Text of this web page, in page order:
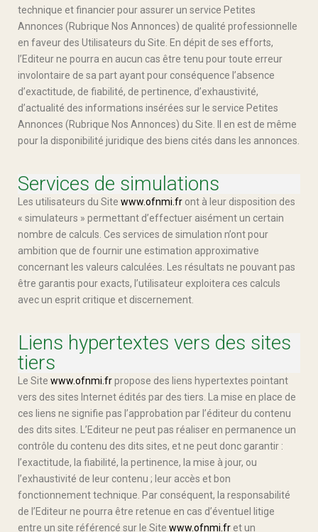
technique et financier pour assurer un service Petites
Annonces (Rubrique Nos Annonces) de qualité professionnelle
en faveur des Utilisateurs du Site. En dépit de ses efforts,
l’Editeur ne pourra en aucun cas être tenu pour toute erreur
involontaire de sa part ayant pour conséquence l’absence
d’exactitude, de fiabilité, de pertinence, d’exhaustivité,
d’actualité des informations insérées sur le service Petites
Annonces (Rubrique Nos Annonces) du Site. Il en est de même
pour la disponibilité juridique des biens cités dans les annonces.
Services de simulations
Les utilisateurs du Site www.ofnmi.fr ont à leur disposition des
« simulateurs » permettant d’effectuer aisément un certain
nombre de calculs. Ces services de simulation n’ont pour
ambition que de fournir une estimation approximative
concernant les valeurs calculées. Les résultats ne pouvant pas
être garantis pour exacts, l’utilisateur exploitera ces calculs
avec un esprit critique et discernement.
Liens hypertextes vers des sites
tiers
Le Site www.ofnmi.frpropose des liens hypertextes pointant
vers des sites Internet édités par des tiers. La mise en place de
ces liens ne signifie pas l’approbation par l’éditeur du contenu
des dits sites. L’Editeur ne peut pas réaliser en permanence un
contrôle du contenu des dits sites, et ne peut donc garantir :
l’exactitude, la fiabilité, la pertinence, la mise à jour, ou
l’exhaustivité de leur contenu ; leur accès et bon
fonctionnement technique. Par conséquent, la responsabilité
de l’Editeur ne pourra être retenue en cas d’éventuel litige
entre un site référencé sur le Site www.ofnmi.fr et un